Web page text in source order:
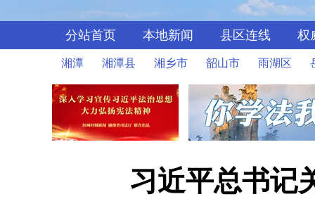
分站首页 本地新闻 县区连线 权
湘潭 湘潭县 湘乡市 韶山市 雨湖区
习近平总书记